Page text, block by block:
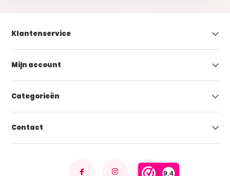
9,4
Klantenservice
Mijn account
Categorieën
Contact